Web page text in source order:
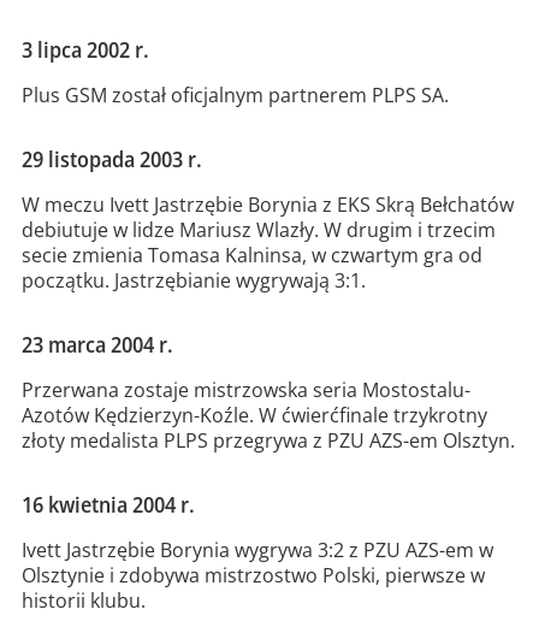
3 lipca 2002 r.
Plus GSM został oficjalnym partnerem PLPS SA.
29 listopada 2003 r.
W meczu Ivett Jastrzębie Borynia z EKS Skrą Bełchatów
debiutuje w lidze Mariusz Wlazły. W drugim i trzecim
secie zmienia Tomasa Kalninsa, w czwartym gra od
początku. Jastrzębianie wygrywają 3:1.
23 marca 2004 r.
Przerwana zostaje mistrzowska seria Mostostalu-
Azotów Kędzierzyn-Koźle. W ćwierćfinale trzykrotny
złoty medalista PLPS przegrywa z PZU AZS-em Olsztyn.
16 kwietnia 2004 r.
Ivett Jastrzębie Borynia wygrywa 3:2 z PZU AZS-em w
Olsztynie i zdobywa mistrzostwo Polski, pierwsze w
historii klubu.